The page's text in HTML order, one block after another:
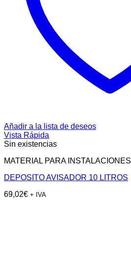
Añadir a la lista de deseos
Vista Rápida
Sin existencias
MATERIAL PARA INSTALACIONES
DEPOSITO AVISADOR 10 LITROS
69,02€ + IVA